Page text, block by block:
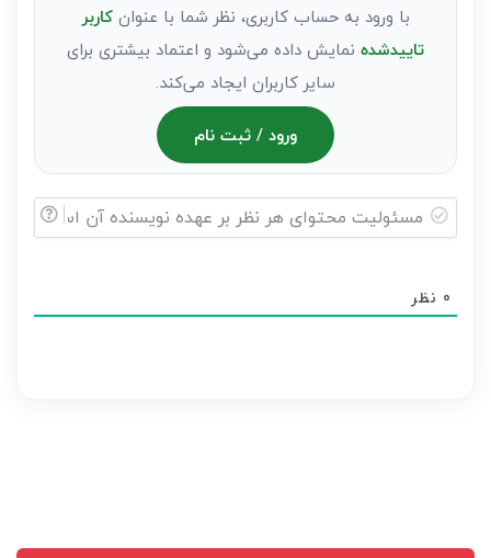
با ورود به حساب کاربری، نظر شما با عنوانکاربر
تاییدشده نمایش داده می‌شود و اعتماد بیشتری برای
سایر کاربران ایجاد می‌کند.
ورود / ثبت نام
هر
0 نظر